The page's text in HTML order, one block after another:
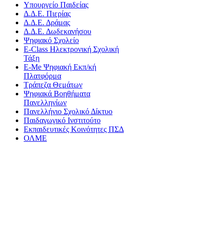
Υπουργείο Παιδείας
Δ.Δ.Ε. Πιερίας
Δ.Δ.Ε. Δράμας
Δ.Δ.Ε. Δωδεκανήσου
Ψηφιακό Σχολείο
E-Class Ηλεκτρονική Σχολική
Τάξη
E-Me Ψηφιακή Εκπ/κή
Πλατφόρμα
Τράπεζα Θεμάτων
Ψηφιακά Βοηθήματα
Πανελληνίων
Πανελλήνιο Σχολικό Δίκτυο
Παιδαγωγικό Ινστιτούτο
Εκπαιδευτικές Κοινότητες ΠΣΔ
ΟΛΜΕ